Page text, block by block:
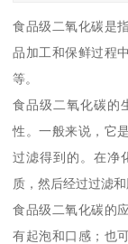
食品级二氧化碳是
品加工和保鲜过程
等。
食品级二氧化碳的
性。一般来说，它
过滤得到的。在净
质，然后经过过滤
食品级二氧化碳的
有起泡和口感；也